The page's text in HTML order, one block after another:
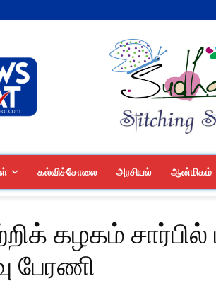
கல்விச்சோலை அரசியல் ஆன்மிகம்
கழகம் சார்பில்
பேரணி